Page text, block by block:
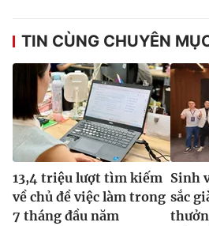
TIN CÙNG CHUYÊN
13,4 triệu lượt tìm kiếm
về chủ đề việc làm trong
7 tháng đầu năm
Sinh
sắc